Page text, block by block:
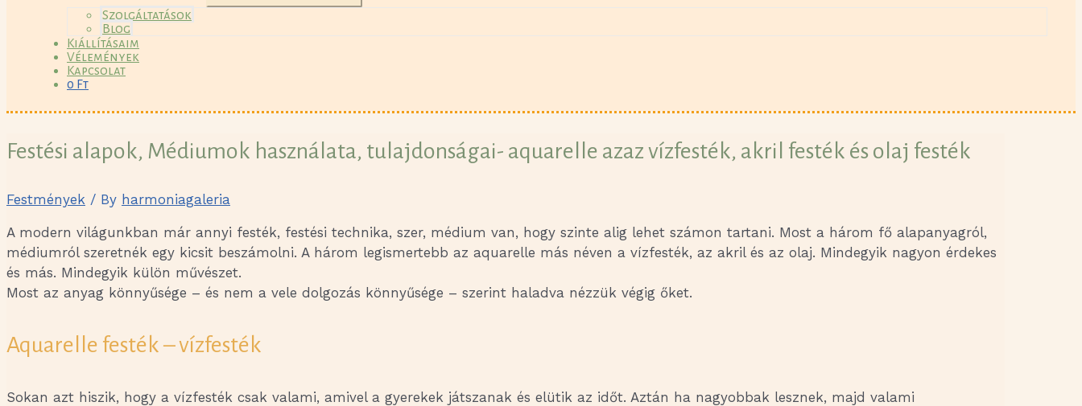
Szolgáltatások
Blog
Kiállításaim
Vélemények
Kapcsolat
0 Ft
Festési alapok, Médiumok használata, tulajdonságai- aquarelle azaz vízfesték, akril festék és olaj festék
Festmények / By harmoniagaleria
A modern világunkban már annyi festék, festési technika, szer, médium van, hogy szinte alig lehet számon tartani. Most a három fő alapanyagról,
médiumról szeretnék egy kicsit beszámolni. A három legismertebb az aquarelle más néven a vízfesték, az akril és az olaj. Mindegyik nagyon érdekes
és más. Mindegyik külön művészet.
Most az anyag könnyűsége – és nem a vele dolgozás könnyűsége – szerint haladva nézzük végig őket.
Aquarelle festék – vízfesték
Sokan azt hiszik, hogy a vízfesték csak valami, amivel a gyerekek játszanak és elütik az időt. Aztán ha nagyobbak lesznek, majd valami